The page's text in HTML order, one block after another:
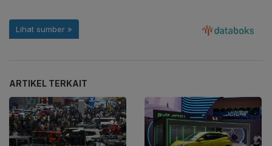
ARTIKEL TERKAIT